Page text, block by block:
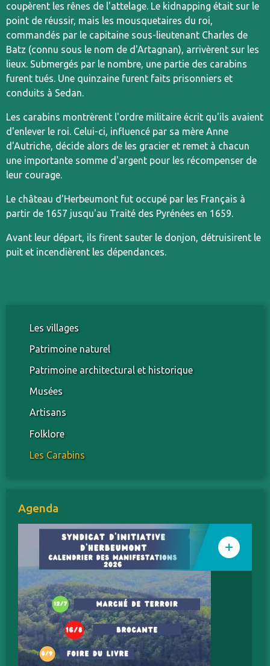
coupèrent les rênes de l'attelage. Le kidnapping était sur le
point de réussir, mais les mousquetaires du roi,
commandés par le capitaine sous-lieutenant Charles de
Batz (connu sous le nom de d'Artagnan), arrivèrent sur les
lieux. Submergés par le nombre, une partie des carabins
furent tués. Une quinzaine furent faits prisonniers et
conduits à Sedan.
Les carabins montrèrent l'ordre militaire écrit qu'ils avaient
d'enlever le roi. Celui-ci, influencé par sa mère Anne
d'Autriche, décide alors de les gracier et remet à chacun
une importante somme d'argent pour les récompenser de
leur courage.
Le château d'Herbeumont fut occupé par les Français à
partir de 1657 jusqu'au Traité des Pyrénées en 1659.
Avant leur départ, ils firent sauter le donjon, détruisirent le
puit et incendièrent les dépendances.
Les villages
Patrimoine naturel
Patrimoine architectural et historique
Musées
Artisans
Folklore
Les Carabins
Agenda